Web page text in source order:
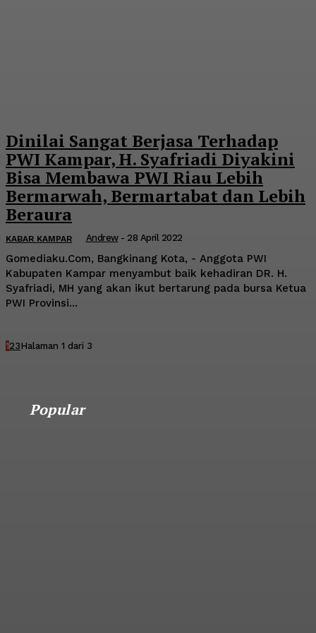
Dinilai Sangat Berjasa Terhadap
PWI Kampar, H. Syafriadi Diyakini
Bisa Membawa PWI Riau Lebih
Bermarwah, Bermartabat dan Lebih
Beraura
KABAR KAMPAR Andrew - 28 April 2022
Gomediaku.Com, Bangkinang Kota, - Anggota PWI
Kabupaten Kampar menyambut baik kehadiran DR. H.
Syafriadi, MH yang akan ikut bertarung pada bursa Ketua
PWI Provinsi...
123Halaman 1 dari 3
Popular